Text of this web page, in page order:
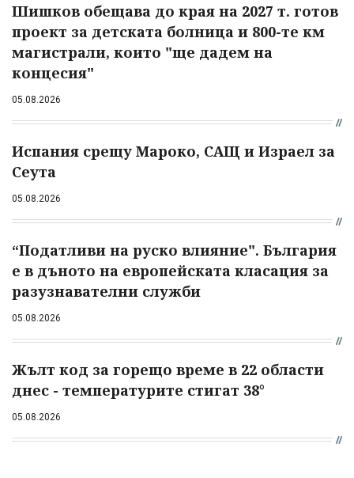
Шишков обещава до края на 2027 т. готов
проект за детската болница и 800-те км
магистрали, които "ще дадем на
концесия"
05.08.2026
Испания срещу Мароко, САЩ и Израел за
Сеута
05.08.2026
“Податливи на руско влияние". България
е в дъното на европейската класация за
разузнавателни служби
05.08.2026
Жълт код за горещо време в 22 области
днес - температурите стигат 38°
05.08.2026